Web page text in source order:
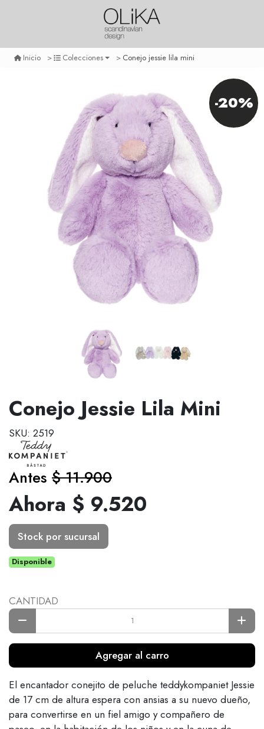
Inicio Colecciones Conejo jessie lila mini
-20%
Conejo Jessie Lila Mini
SKU: 2519
Antes $ 11.900
Ahora $ 9.520
Stock por sucursal
Disponible
CANTIDAD
Agregar al carro
El encantador conejito de peluche teddykompaniet Jessie
de 17 cm de altura espera con ansias a su nuevo dueño,
para convertirse en un fiel amigo y compañero de